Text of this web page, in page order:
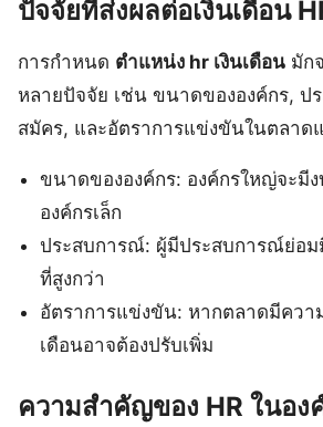
ปัจจัยที่ส่งผลต่อเงินเดือน
การกำหนด ตําแหน่ง hr เงินเดือน มัก
หลายปัจจัย เช่น ขนาดขององค์กร, ป
สมัคร, และอัตราการแข่งขันในตลาด
ขนาดขององค์กร: องค์กรใหญ่จะมี
องค์กรเล็ก
ประสบการณ์: ผู้มีประสบการณ์ย่อม
ที่สูงกว่า
อัตราการแข่งขัน: หากตลาดมีควา
เดือนอาจต้องปรับเพิ่ม
ความสำคัญของ HR ในอง